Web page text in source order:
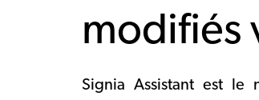
modifiés
Signia Assistant est le